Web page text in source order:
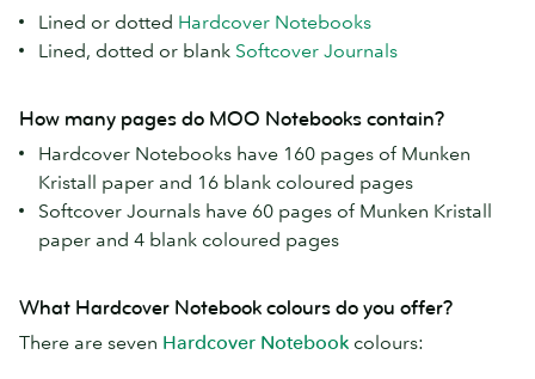
Lined or dotted Hardcover Notebooks
Lined, dotted or blank Softcover Journals
How many pages do MOO Notebooks contain?
Hardcover Notebooks have 160 pages of Munken
Kristall paper and 16 blank coloured pages
Softcover Journals have 60 pages of Munken Kristall
paper and 4 blank coloured pages
What Hardcover Notebook colours do you offer?
There are seven Hardcover Notebook colours: